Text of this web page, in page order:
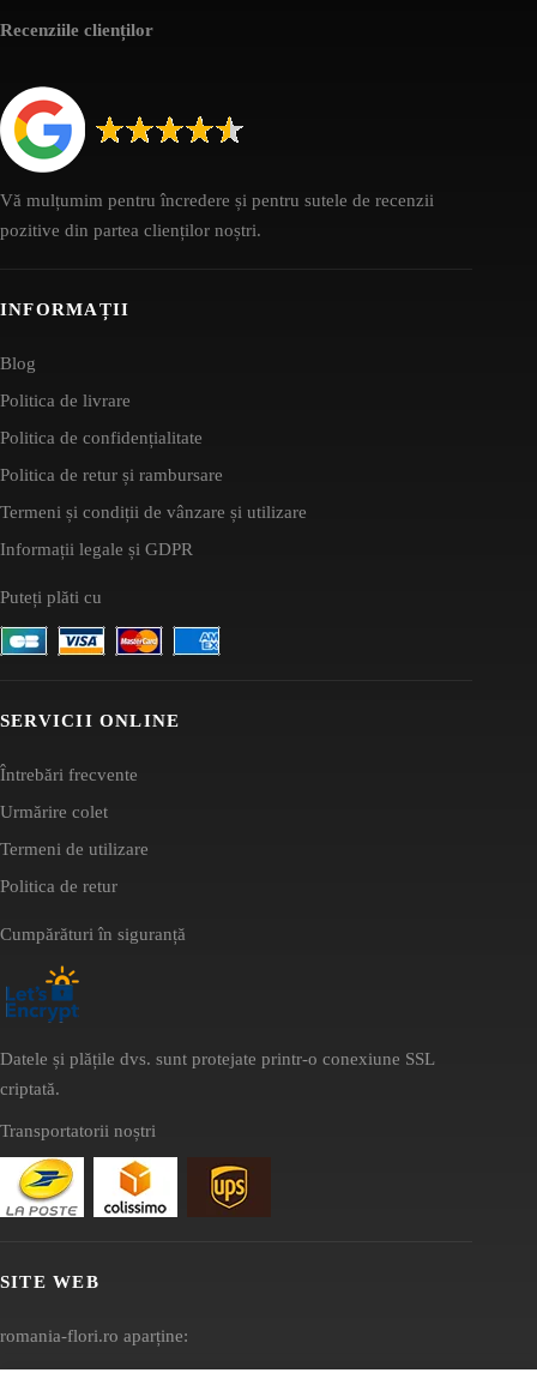
Recenziile clienților
Vă mulțumim pentru încredere și pentru sutele de recenzii
pozitive din partea clienților noștri.
INFORMAȚII
Blog
Politica de livrare
Politica de confidențialitate
Politica de retur și rambursare
Termeni și condiții de vânzare și utilizare
Informații legale și GDPR
Puteți plăti cu
SERVICII ONLINE
Întrebări frecvente
Urmărire colet
Termeni de utilizare
Politica de retur
Cumpărături în siguranță
Datele și plățile dvs. sunt protejate printr-o conexiune SSL
criptată.
Transportatorii noștri
SITE WEB
romania-flori.ro aparține: